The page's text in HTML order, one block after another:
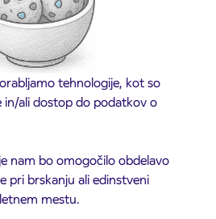
tehnologije, kot so
in/ali dostop do podatkov o
nam bo omogočilo obdelavo
pri brskanju ali edinstveni
mestu.
zapori ceste